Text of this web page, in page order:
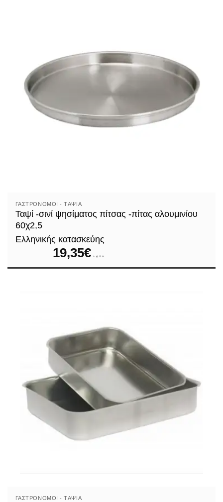
ΓΑΣΤΡΟΝΌΜΟΙ - TΑΨΙΆ
Ταψί -σινί ψησίματος πίτσας -πίτας αλουμινίου
60χ2,5
Ελληνικής κατασκεύης
19,35€ + φ.π.α.
ΓΑΣΤΡΟΝΌΜΟΙ - TΑΨΙΆ